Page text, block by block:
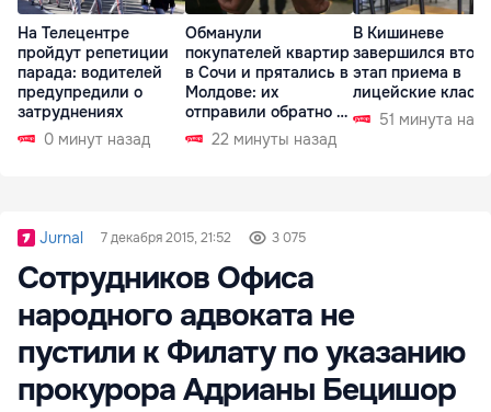
На Телецентре
пройдут репетиции
парада: водителей
предупредили о
затруднениях
0 минут назад
Обманули
покупателей квартир
в Сочи и прятались в
Молдове: их
отправили обратно в
РФ 22 минуты назад
В Кишиневе
завершился
этап приема в
лицейские
51 минута
Jurnal 7 декабря 2015, 21:52 3 075
Сотрудников Офиса
народного адвоката не
пустили к Филату по указанию
прокурора Адрианы Бецишор